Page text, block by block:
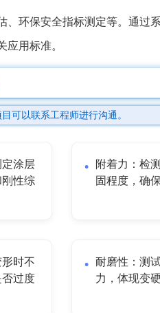
环保安全指标测定等。通过
用标准。
可以联系工程师进行沟通。
涂层
性综
附着力：检
固程度，确
时不
过度
耐磨性：测
力，体现变